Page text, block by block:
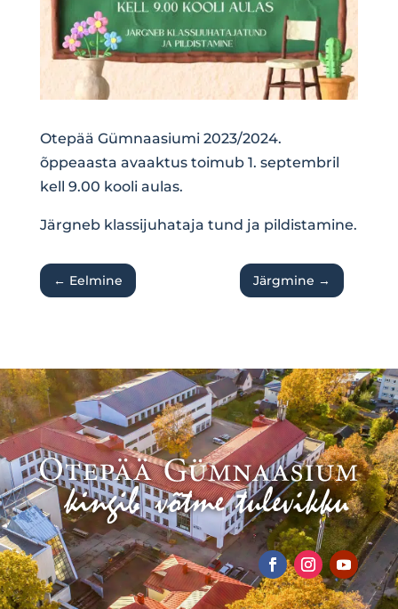
Otepää Gümnaasiumi 2023/2024.
õppeaasta avaaktus toimub 1. septembril
kell 9.00 kooli aulas.
Järgneb klassijuhataja tund ja pildistamine.
← Eelmine Järgmine →